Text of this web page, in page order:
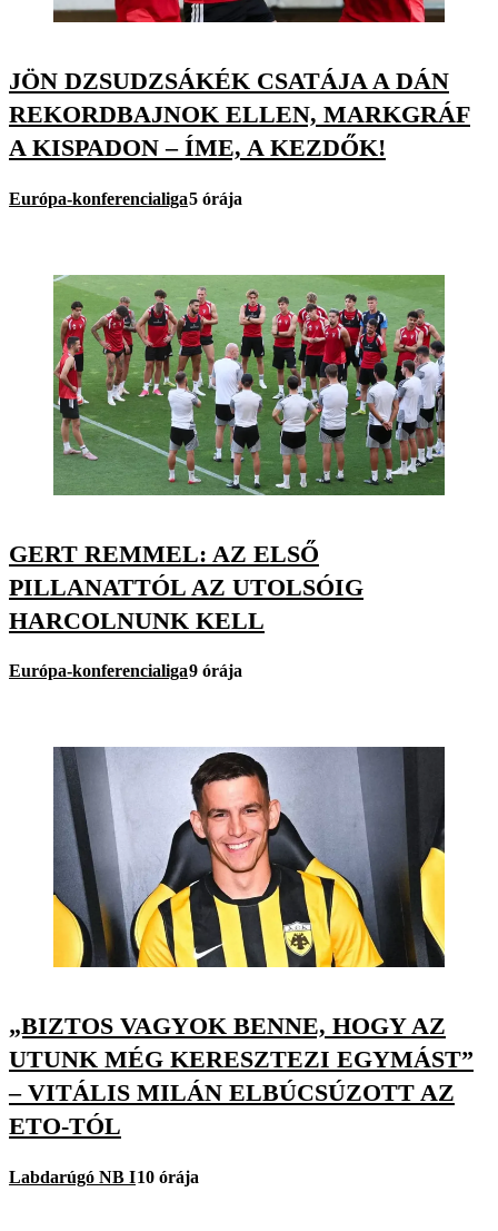
JÖN DZSUDZSÁKÉK CSATÁJA A DÁN
REKORDBAJNOK ELLEN, MARKGRÁF
A KISPADON – ÍME, A KEZDŐK!
Európa-konferencialiga5 órája
GERT REMMEL: AZ ELSŐ
PILLANATTÓL AZ UTOLSÓIG
HARCOLNUNK KELL
Európa-konferencialiga9 órája
„BIZTOS VAGYOK BENNE, HOGY AZ
UTUNK MÉG KERESZTEZI EGYMÁST”
– VITÁLIS MILÁN ELBÚCSÚZOTT AZ
ETO-TÓL
Labdarúgó NB I10 órája